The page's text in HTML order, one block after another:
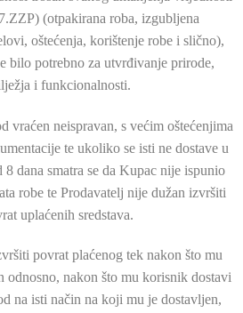
(otpakirana roba, izgubljena
oštećenja, korištenje robe i slično),
bilo potrebno za utvrđivanje prirode,
i funkcionalnosti.
vraćen neispravan, s većim oštećenjima
te ukoliko se isti ne dostave u
dana smatra se da Kupac nije ispunio
robe te Prodavatelj nije dužan izvršiti
uplaćenih sredstava.
povrat plaćenog tek nakon što mu
odnosno, nakon što mu korisnik dostavi
na isti način na koji mu je dostavljen,